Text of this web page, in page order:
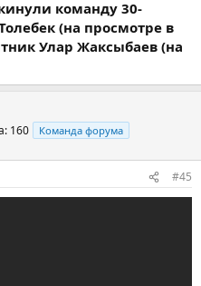
команду 30-
(на просмотре в
Улар Жаксыбаев (на
160 Команда форума
#45